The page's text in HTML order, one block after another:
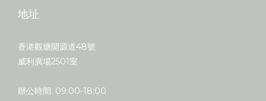
地址
香港觀塘開源道48號
威利廣場2501室
辦公時間: 09:00-18:00